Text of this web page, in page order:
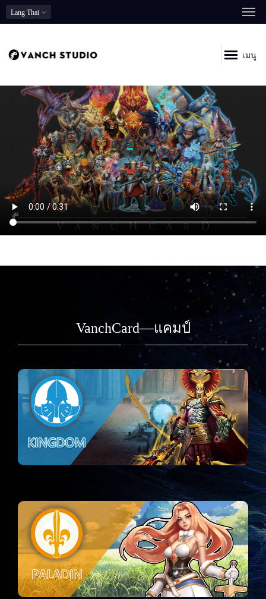
Lang Thai
เมนู
VanchCard—แคมป์